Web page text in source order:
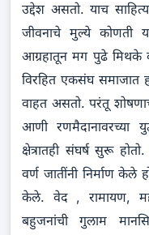
उद्देश असतो. याच
जीवनाचे मुल्ये कोणती
आग्रहातून मग पुढे मिथके व
विरहित एकसंघ समाजात
वाहत असतो. परंतू
आणी रणमैदानावरच्या
क्षेत्रातही संघर्ष सुरू
वर्ण जातींनी निर्माण केले
केले. वेद , रामायण,
बहुजनांची गुलाम